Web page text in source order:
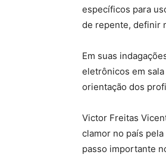
específicos para
de repente, definir
Em suas
eletrônicos em
orientação dos
Victor Freitas
clamor no país
passo importante